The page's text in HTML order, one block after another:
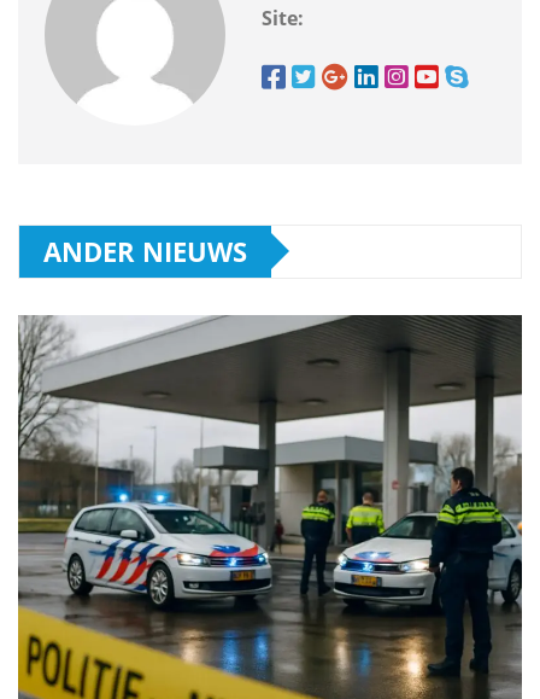
Site:
ANDER NIEUWS